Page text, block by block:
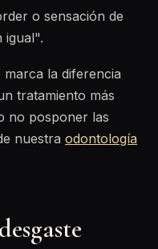
o sensación de
igual".
la diferencia
tratamiento más
no posponer las
nuestra odontología